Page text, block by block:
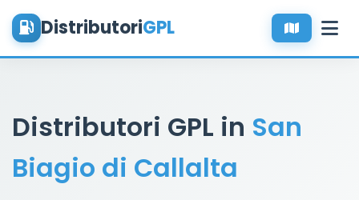
DistributoriGPL
Distributori GPL in San
Biagio di Callalta